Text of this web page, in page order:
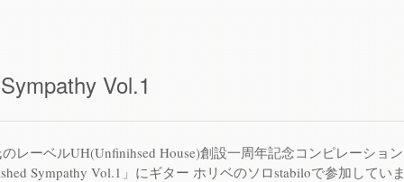
Vol.1
レーベルUH(Unfinihsed House)創設一周年記念コンピレーション
Sympathy Vol.1」にギター ホリベのソロstabiloで参加していま